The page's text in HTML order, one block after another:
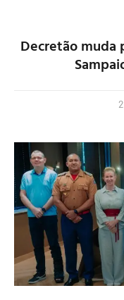
Decretão muda